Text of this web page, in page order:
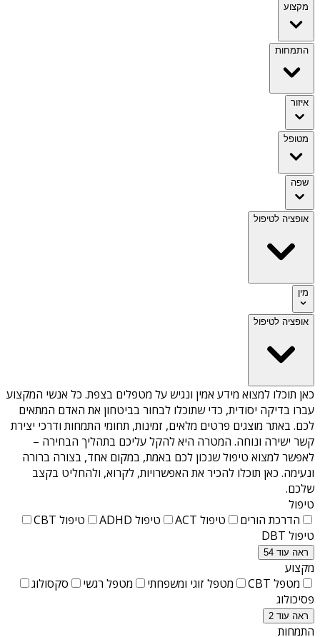
מקצוע
התמחות
איזור
מטופל
שפה
אופציה לטיפול
מין
אופציה לטיפול
כאן תוכלו למצוא מידע אמין ונגיש על מטפלים בצפת. כל אנשי המקצוע
עברו בדיקה יסודית, כדי שתוכלו לבחור בביטחון את האדם המתאים
לכם. באתר מוצגים פרטים מלאים, זמינות, תחומי התמחות ודרכי יצירת
קשר ישירה ונוחה. המטרה היא להקל עליכם בתהליך הבחירה –
לאפשר למצוא טיפול שנכון לכם באמת, במקום אחד, בצורה ברורה
ונעימה. כאן תוכלו להכיר את האפשרויות, לקרוא, ולהחליט בקצב
שלכם.
טיפול
הדרכת הורים
טיפול ACT טיפול ADHD
טיפול CBT
טיפול DBT
ראה עוד 54
מקצוע
מטפל CBT
מטפל זוגי ומשפחתי מטפל רגשי
סקסולוג
פסיכולוג
ראה עוד 2
התמחות